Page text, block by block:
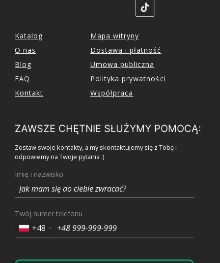
Katalog
O nas
Blog
FAQ
Kontakt
Mapa witryny
Dostawa i płatność
Umowa publiczna
Polityka prywatności
Współpraca
ZAWSZE CHĘTNIE SŁUŻYMY POMOCĄ:
Zostaw swoje kontakty, a my skontaktujemy się z Tobą i
odpowiemy na Twoje pytania :)
Imię i nazwisko
Twój numer telefonu
+48